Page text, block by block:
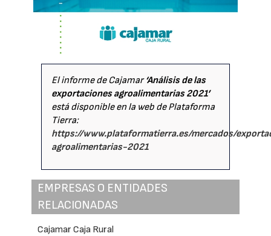
El informe de Cajamar‘Análisis de las
exportaciones agroalimentarias 2021’
está disponible en la web de Plataforma
Tierra:
https://www.plataformatierra.es/mercados/
agroalimentarias-2021
EMPRESAS O ENTIDADES
RELACIONADAS
Cajamar Caja Rural